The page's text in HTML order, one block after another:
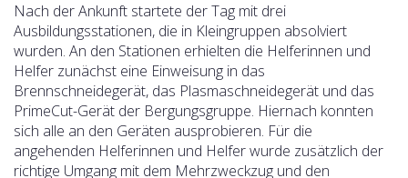
Nach der Ankunft startete der Tag mit drei
Ausbildungsstationen, die in Kleingruppen absolviert
wurden. An den Stationen erhielten die Helferinnen und
Helfer zunächst eine Einweisung in das
Brennschneidegerät, das Plasmaschneidegerät und das
PrimeCut-Gerät der Bergungsgruppe. Hiernach konnten
sich alle an den Geräten ausprobieren. Für die
angehenden Helferinnen und Helfer wurde zusätzlich der
richtige Umgang mit dem Mehrzweckzug und den